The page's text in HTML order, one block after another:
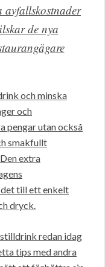
avfallskostnader
de nya
och minska
och
pengar utan också
smakfullt
extra
till ett enkelt
dryck.
redan idag
tips med andra